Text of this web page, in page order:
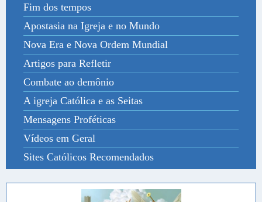
Fim dos tempos
Apostasia na Igreja e no Mundo
Nova Era e Nova Ordem Mundial
Artigos para Refletir
Combate ao demônio
A igreja Católica e as Seitas
Mensagens Proféticas
Vídeos em Geral
Sites Católicos Recomendados